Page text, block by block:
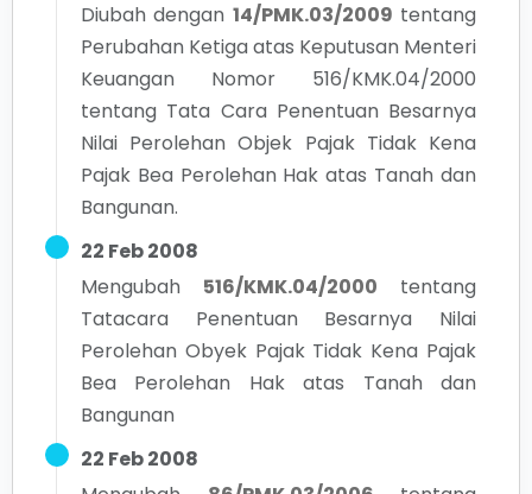
Diubah dengan 14/PMK.03/2009 tentang
Perubahan Ketiga atas Keputusan Menteri
Keuangan Nomor 516/KMK.04/2000
tentang Tata Cara Penentuan Besarnya
Nilai Perolehan Objek Pajak Tidak Kena
Pajak Bea Perolehan Hak atas Tanah dan
Bangunan.
22 Feb 2008
Mengubah
516/KMK.04/2000
tentang
Tatacara Penentuan Besarnya Nilai
Perolehan Obyek Pajak Tidak Kena Pajak
Bea Perolehan Hak atas Tanah dan
Bangunan
22 Feb 2008